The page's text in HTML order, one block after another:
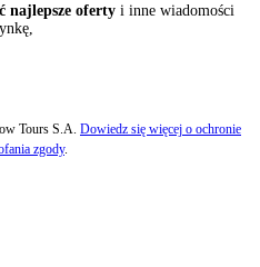
najlepsze oferty i inne wiadomości
Tours S.A. Dowiedz się więcej o ochronie
zgody.